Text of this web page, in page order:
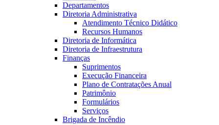
Departamentos
Diretoria Administrativa
Atendimento Técnico Didático
Recursos Humanos
Diretoria de Informática
Diretoria de Infraestrutura
Finanças
Suprimentos
Execução Financeira
Plano de Contratações Anual
Patrimônio
Formulários
Serviços
Brigada de Incêndio